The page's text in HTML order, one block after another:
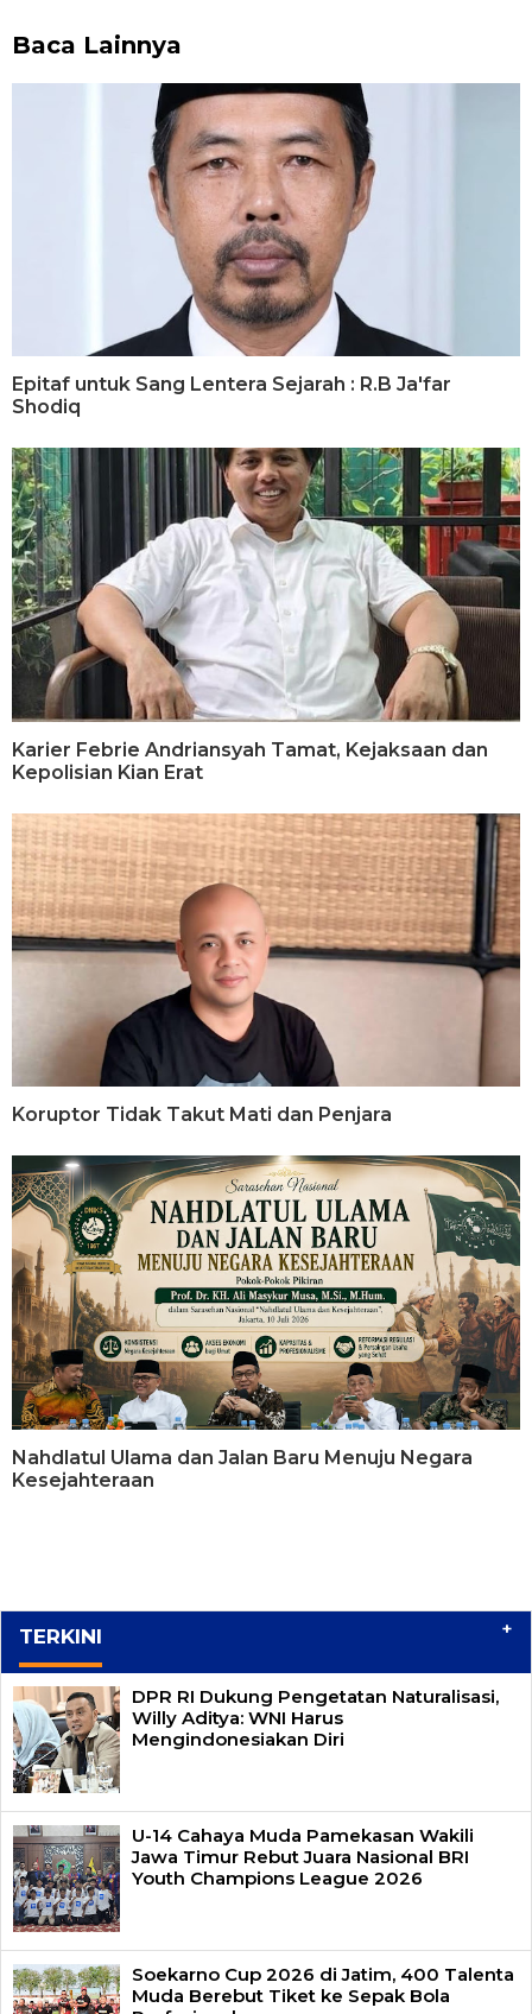
Baca Lainnya
Epitaf untuk Sang Lentera Sejarah : R.B Ja'far
Shodiq
Karier Febrie Andriansyah Tamat, Kejaksaan dan
Kepolisian Kian Erat
Koruptor Tidak Takut Mati dan Penjara
Nahdlatul Ulama dan Jalan Baru Menuju Negara
Kesejahteraan
TERKINI +
DPR RI Dukung Pengetatan Naturalisasi,
Willy Aditya: WNI Harus
Mengindonesiakan Diri
U-14 Cahaya Muda Pamekasan Wakili
Jawa Timur Rebut Juara Nasional BRI
Youth Champions League 2026
Soekarno Cup 2026 di Jatim, 400 Talenta
Muda Berebut Tiket ke Sepak Bola